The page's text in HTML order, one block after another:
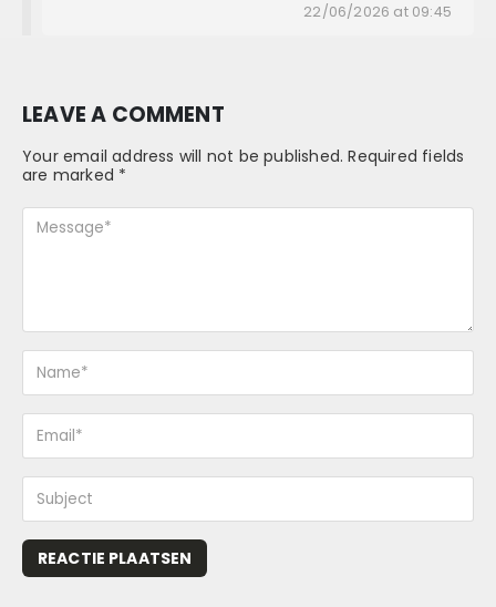
22/06/2026 at 09:45
LEAVE A COMMENT
Your email address will not be published. Required fields
are marked *